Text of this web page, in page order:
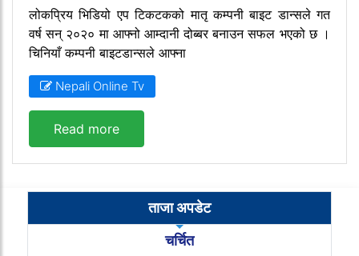
लोकप्रिय भिडियो एप टिकटकको मातृ कम्पनी बाइट डान्सले गत
वर्ष सन् २०२० मा आफ्नो आम्दानी दोब्बर बनाउन सफल भएको छ ।
चिनियाँ कम्पनी बाइटडान्सले आफ्ना
Nepali Online Tv
Read more
ताजा अपडेट
चर्चित